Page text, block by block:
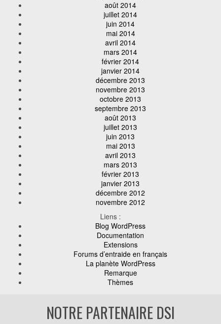
août 2014
juillet 2014
juin 2014
mai 2014
avril 2014
mars 2014
février 2014
janvier 2014
décembre 2013
novembre 2013
octobre 2013
septembre 2013
août 2013
juillet 2013
juin 2013
mai 2013
avril 2013
mars 2013
février 2013
janvier 2013
décembre 2012
novembre 2012
Liens :
Blog WordPress
Documentation
Extensions
Forums d’entraide en français
La planète WordPress
Remarque
Thèmes
NOTRE PARTENAIRE DSI